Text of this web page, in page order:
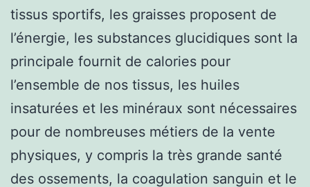
tissus sportifs, les graisses proposent de
l’énergie, les substances glucidiques sont la
principale fournit de calories pour
l’ensemble de nos tissus, les huiles
insaturées et les minéraux sont nécessaires
pour de nombreuses métiers de la vente
physiques, y compris la très grande santé
des ossements, la coagulation sanguin et le